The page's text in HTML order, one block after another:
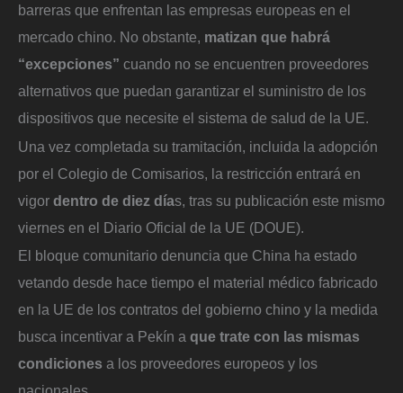
barreras que enfrentan las empresas europeas en el
mercado chino. No obstante, matizan que habrá
“excepciones” cuando no se encuentren proveedores
alternativos que puedan garantizar el suministro de los
dispositivos que necesite el sistema de salud de la UE.
Una vez completada su tramitación, incluida la adopción
por el Colegio de Comisarios, la restricción entrará en
vigor dentro de diez días, tras su publicación este mismo
viernes en el Diario Oficial de la UE (DOUE).
El bloque comunitario denuncia que China ha estado
vetando desde hace tiempo el material médico fabricado
en la UE de los contratos del gobierno chino y la medida
busca incentivar a Pekín a que trate con las mismas
condiciones a los proveedores europeos y los